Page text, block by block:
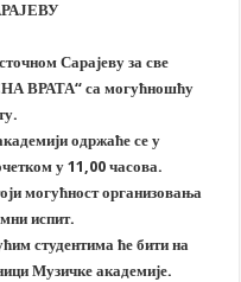
Сарајеву за све
ВРАТА“ са могућношћу
одржаће се у
у 11,00 часова.
могућност организовања
испит.
студентима ће бити на
Музичке академије.